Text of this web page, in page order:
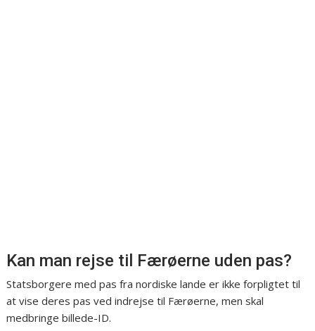
Kan man rejse til Færøerne uden pas?
Statsborgere med pas fra nordiske lande er ikke forpligtet til
at vise deres pas ved indrejse til Færøerne, men skal
medbringe billede-ID.